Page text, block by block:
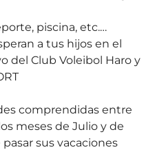
piscina, etc.…
a tus hijos en el
del Club Voleibol Haro y
comprendidas entre
meses de Julio y de
sus vacaciones